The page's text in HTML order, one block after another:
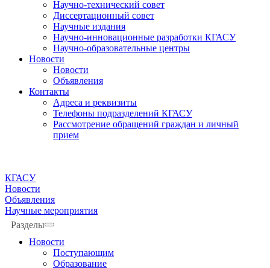
Научно-технический совет
Диссертационный совет
Научные издания
Научно-инновационные разработки КГАСУ
Научно-образовательные центры
Новости
Новости
Объявления
Контакты
Адреса и реквизиты
Телефоны подразделений КГАСУ
Рассмотрение обращений граждан и личный
прием
КГАСУ
Новости
Объявления
Научные мероприятия
Разделы
Новости
Поступающим
Образование